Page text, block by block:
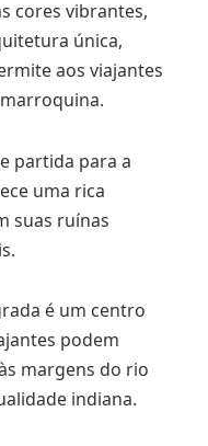
cores vibrantes,
única,
aos viajantes
partida para a
uma rica
suas ruínas
é um centro
podem
margens do rio
indiana.